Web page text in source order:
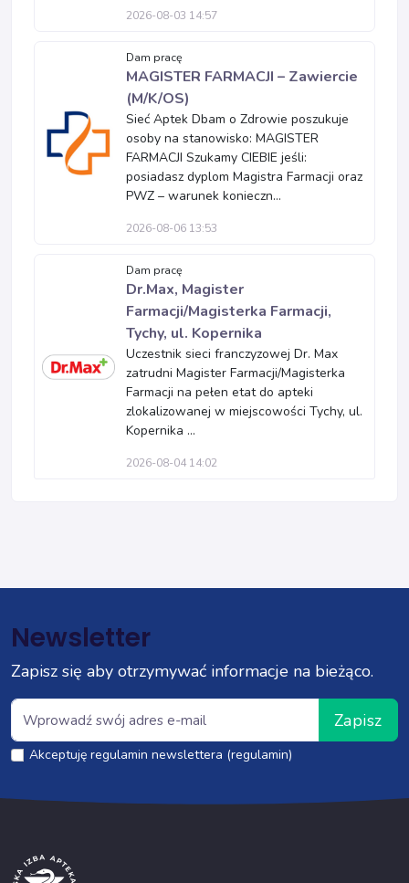
2026-08-03 14:57
Dam pracę
MAGISTER FARMACJI – Zawiercie
(M/K/OS)
Sieć Aptek Dbam o Zdrowie poszukuje
osoby na stanowisko: MAGISTER
FARMACJI Szukamy CIEBIE jeśli:
posiadasz dyplom Magistra Farmacji oraz
PWZ – warunek konieczn...
2026-08-06 13:53
Dam pracę
Dr.Max, Magister
Farmacji/Magisterka Farmacji,
Tychy, ul. Kopernika
Uczestnik sieci franczyzowej Dr. Max
zatrudni Magister Farmacji/Magisterka
Farmacji na pełen etat do apteki
zlokalizowanej w miejscowości Tychy, ul.
Kopernika ...
2026-08-04 14:02
Newsletter
Zapisz się aby otrzymywać informacje na bieżąco.
Zapisz
Akceptuję regulamin newslettera (regulamin)